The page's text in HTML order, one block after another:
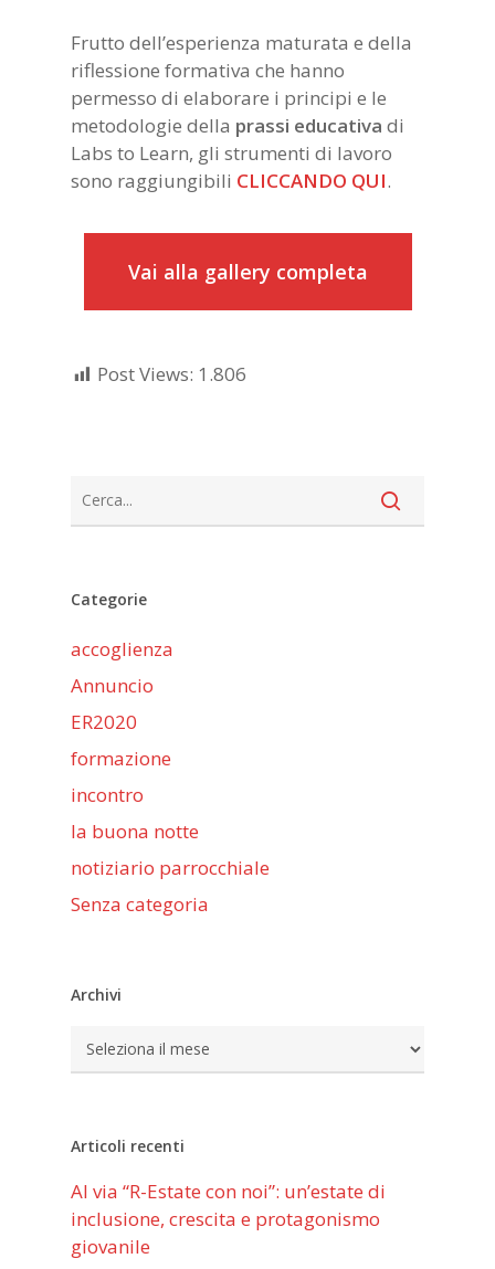
Frutto dell’esperienza maturata e della
riflessione formativa che hanno
permesso di elaborare i principi e le
metodologie della prassi educativa di
Labs to Learn, gli strumenti di lavoro
sono raggiungibili CLICCANDO QUI.
Vai alla gallery completa
Post Views: 1.806
Categorie
accoglienza
Annuncio
ER2020
formazione
incontro
la buona notte
notiziario parrocchiale
Senza categoria
Archivi
Archivi
Articoli recenti
Al via “R-Estate con noi”: un’estate di
inclusione, crescita e protagonismo
giovanile